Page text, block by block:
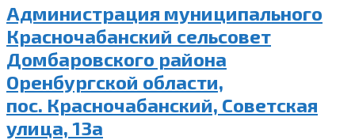
Администрация муниципального
Красночабанский сельсовет
Домбаровского района
Оренбургской области,
пос. Красночабанский, Советская
улица, 13а